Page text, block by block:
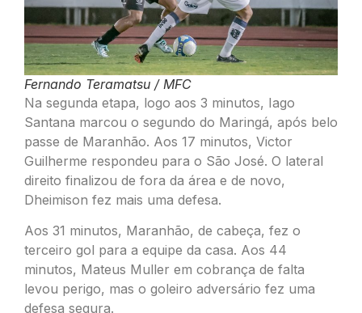
Fernando Teramatsu / MFC
Na segunda etapa, logo aos 3 minutos, Iago
Santana marcou o segundo do Maringá, após belo
passe de Maranhão. Aos 17 minutos, Victor
Guilherme respondeu para o São José. O lateral
direito finalizou de fora da área e de novo,
Dheimison fez mais uma defesa.
Aos 31 minutos, Maranhão, de cabeça, fez o
terceiro gol para a equipe da casa. Aos 44
minutos, Mateus Muller em cobrança de falta
levou perigo, mas o goleiro adversário fez uma
defesa segura.